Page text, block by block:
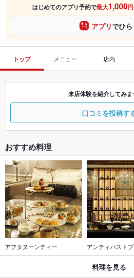
はじめてのアプリ予約で最大1,000
アプリでひら
トップ メニュー 店内
来店体験を紹介してみ
口コミを投稿す
おすすめ料理
アフタヌーンティー アンティパスト
料理を見る